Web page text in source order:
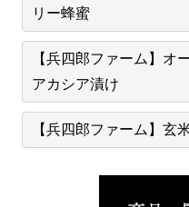
リー蜂蜜
【兵四郎ファーム】オ
アカシア漬け
【兵四郎ファーム】